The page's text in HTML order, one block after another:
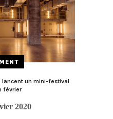
lancent un mini-festival
février
2020